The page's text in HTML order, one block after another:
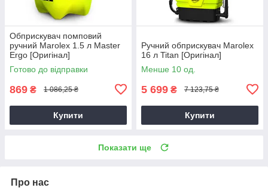
Обприскувач помповий
ручний Marolex 1.5 л Master
Ergo [Оригінал]
Готово до відправки
869 ₴ 1 086,25 ₴
Купити
Ручний обприскувач Marolex
16 л Titan [Оригінал]
Менше 10 од.
5 699 ₴ 7 123,75 ₴
Купити
Показати ще
Про нас